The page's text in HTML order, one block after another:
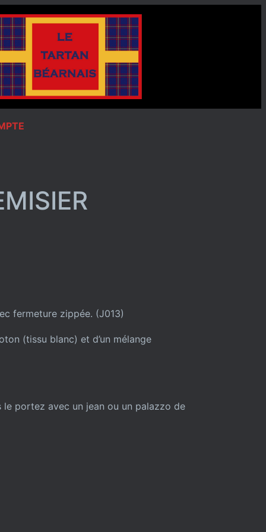
fermeture zippée. (J013)
(tissu blanc) et d’un mélange
portez avec un jean ou un palazzo de